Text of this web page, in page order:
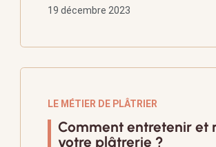
19 décembre 2023
LE MÉTIER DE PLÂTRIER
Comment entretenir et
votre plâtrerie ?